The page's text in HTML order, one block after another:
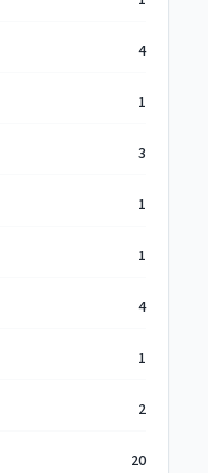
4
1
3
1
1
4
1
2
20